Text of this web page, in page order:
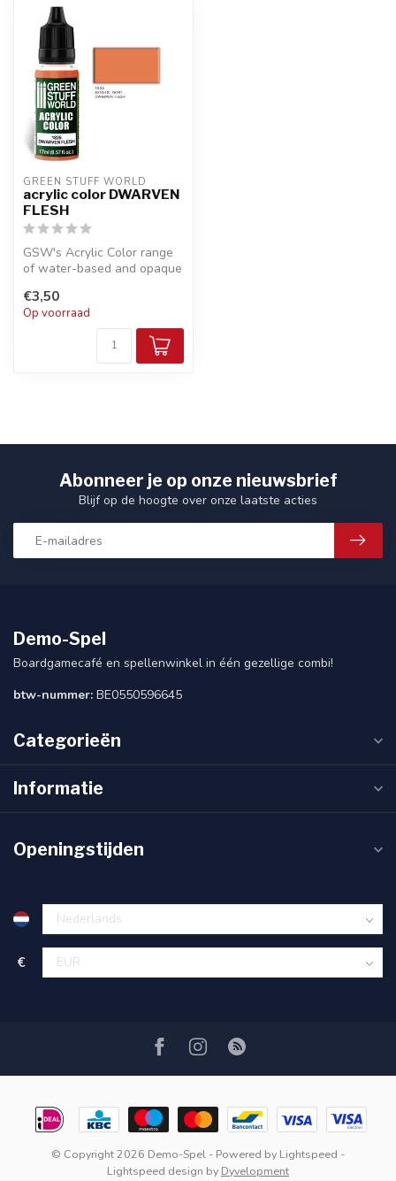
GREEN STUFF WORLD
acrylic color DWARVEN
FLESH
GSW's Acrylic Color range
of water-based and opaque
smooth...
€3,50
Op voorraad
Abonneer je op onze nieuwsbrief
Blijf op de hoogte over onze laatste acties
Demo-Spel
Boardgamecafé en spellenwinkel in één gezellige combi!
btw-nummer: BE0550596645
Categorieën
Informatie
Openingstijden
€
© Copyright 2026 Demo-Spel - Powered by Lightspeed -
Lightspeed design by Dyvelopment